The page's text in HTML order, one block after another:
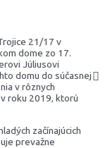
21/17 v
dome zo 17.
Júliusovi
domu do súčasnej
v rôznych
roku 2019, ktorú
začínajúcich
prevažne